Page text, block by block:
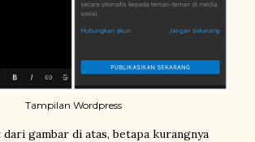
Tampilan Wordpress
gambar di atas, betapa kurangnya